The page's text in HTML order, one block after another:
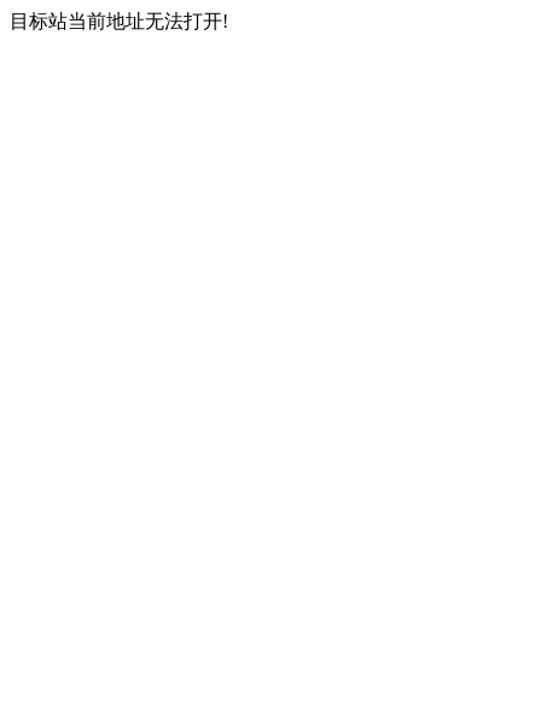
目标站当前地址无法打开!